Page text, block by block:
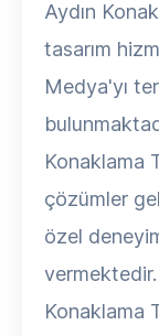
Aydın
tasarım
Medya'yı
Konaklama
çözümler
özel
Konaklama